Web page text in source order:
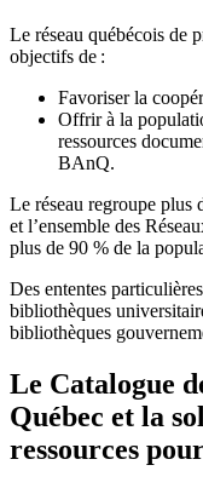
Le réseau québécois de
objectifs de :
Favoriser la
Offrir à la
ressources
BAnQ.
Le réseau regroupe plus
et l’ensemble des Ré
plus de 90 % de la
Des ententes
bibliothèques
bibliothèques
Le Catalogue
Québec et la
ressources